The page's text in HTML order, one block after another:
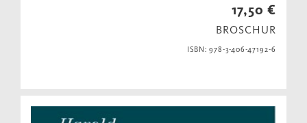
17,50 €
BROSCHUR
ISBN: 978-3-406-47192-6